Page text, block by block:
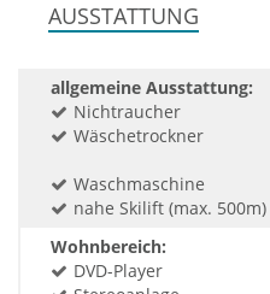
AUSSTATTUNG
allgemeine Ausstattung:
Nichtraucher
Wäschetrockner
Waschmaschine
nahe Skilift (max. 500m)
Wohnbereich:
DVD-Player